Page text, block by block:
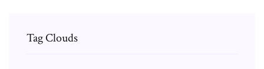
Tag Clouds